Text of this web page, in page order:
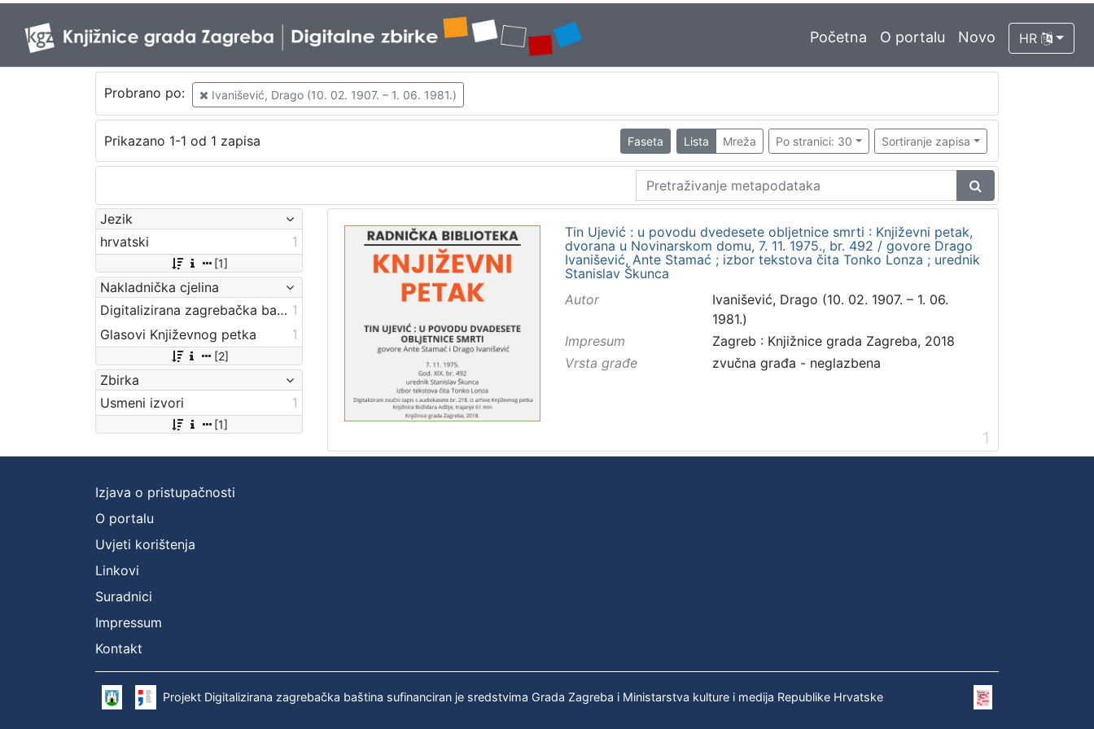
Početna O portalu Novo HR
Probrano po: Ivanišević, Drago (10. 02. 1907. – 1. 06. 1981.)
Prikazano 1-1 od 1 zapisa Faseta Lista Mreža Po stranici: 30 Sortiranje zapisa
Jezik
hrvatski
1
[1]
Nakladnička cjelina
Digitalizirana zagrebačka baština 1
Glasovi Književnog petka
1
[2]
Zbirka
Usmeni izvori
1
[1]
Tin Ujević : u povodu dvedesete obljetnice smrti : Književni petak,
dvorana u Novinarskom domu, 7. 11. 1975., br. 492 / govore Drago
Ivanišević, Ante Stamać ; izbor tekstova čita Tonko Lonza ; urednik
Stanislav Škunca
Autor
Ivanišević, Drago (10. 02. 1907. – 1. 06.
1981.)
Impresum
Zagreb : Knjižnice grada Zagreba, 2018
Vrsta građe
zvučna građa - neglazbena
1
Izjava o pristupačnosti
O portalu
Uvjeti korištenja
Linkovi
Suradnici
Impressum
Kontakt
Projekt Digitalizirana zagrebačka baština sufinanciran je sredstvima Grada Zagreba i Ministarstva kulture i medija Republike Hrvatske